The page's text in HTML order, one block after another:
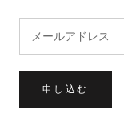
申し込む